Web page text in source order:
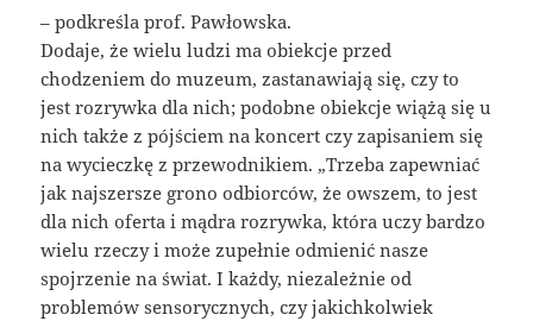
– podkreśla prof. Pawłowska.
Dodaje, że wielu ludzi ma obiekcje przed
chodzeniem do muzeum, zastanawiają się, czy to
jest rozrywka dla nich; podobne obiekcje wiążą się u
nich także z pójściem na koncert czy zapisaniem się
na wycieczkę z przewodnikiem. „Trzeba zapewniać
jak najszersze grono odbiorców, że owszem, to jest
dla nich oferta i mądra rozrywka, która uczy bardzo
wielu rzeczy i może zupełnie odmienić nasze
spojrzenie na świat. I każdy, niezależnie od
problemów sensorycznych, czy jakichkolwiek